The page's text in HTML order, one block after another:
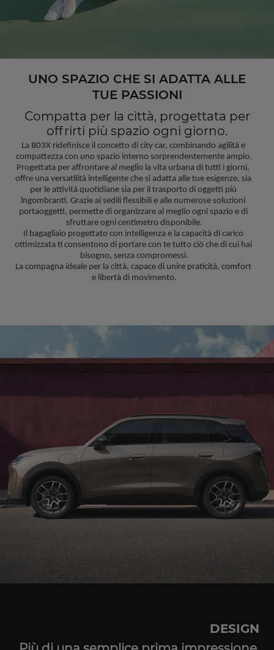
UNO SPAZIO CHE SI ADATTA ALLE
TUE PASSIONI
Compatta per la città, progettata per
offrirti più spazio ogni giorno.
La B03X ridefinisce il concetto di city car, combinando agilità e
compattezza con uno spazio interno sorprendentemente ampio.
Progettata per affrontare al meglio la vita urbana di tutti i giorni,
offre una versatilità intelligente che si adatta alle tue esigenze, sia
per le attività quotidiane sia per il trasporto di oggetti più
ingombranti. Grazie ai sedili flessibili e alle numerose soluzioni
portaoggetti, permette di organizzare al meglio ogni spazio e di
sfruttare ogni centimetro disponibile.
Il bagagliaio progettato con intelligenza e la capacità di carico
ottimizzata ti consentono di portare con te tutto ciò che di cui hai
bisogno, senza compromessi.
La compagna ideale per la città, capace di unire praticità, comfort
e libertà di movimento.
DESIGN